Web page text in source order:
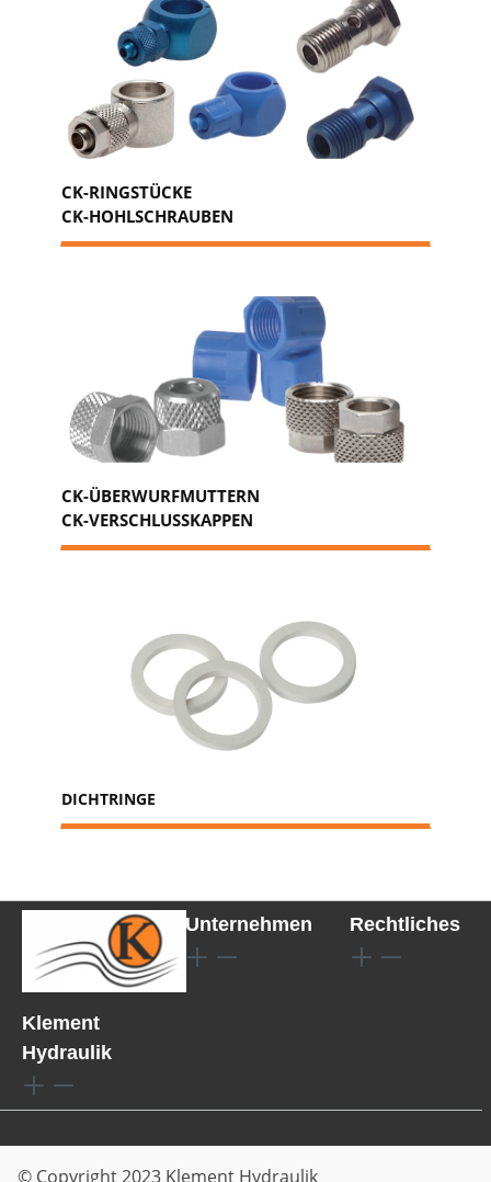
CK-RINGSTÜCKE
CK-HOHLSCHRAUBEN
CK-ÜBERWURFMUTTERN
CK-VERSCHLUSSKAPPEN
DICHTRINGE
Klement
Hydraulik
Unternehmen Rechtliches
© Copyright 2023 Klement Hydraulik